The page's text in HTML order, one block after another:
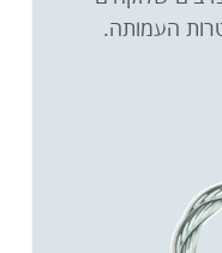
העמותה.